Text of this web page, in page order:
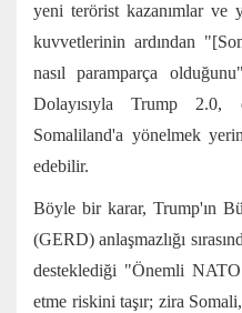
yeni terörist kazanımlar ve
kuvvetlerinin ardından
nasıl paramparça
Dolayısıyla Trump 2.0,
Somaliland'a yönelmek
edebilir.
Böyle bir karar, Trump'ın
(GERD) anlaşmazlığı
desteklediği "Önemli NATO
etme riskini taşır; zira